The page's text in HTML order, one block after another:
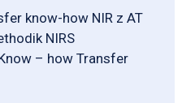
know-how NIR z AT
NIRS
– how Transfer